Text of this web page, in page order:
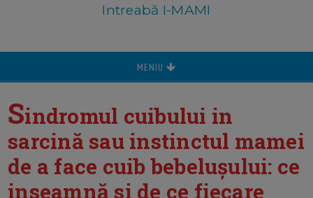
Intreabă I-MAMI
MENIU
Sindromul cuibului in
sarcină sau instinctul mamei
de a face cuib bebelușului: ce
inseamnă si de ce fiecare